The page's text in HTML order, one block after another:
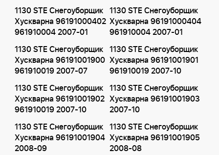
1130 STE Снегоуборщик
Хускварна 96191000402
961910004 2007-01
1130 STE Снегоуборщик
Хускварна 96191000404
961910004 2007-01
1130 STE Снегоуборщик
Хускварна 96191001900
961910019 2007-07
1130 STE Снегоуборщик
Хускварна 96191001901
961910019 2007-10
1130 STE Снегоуборщик
Хускварна 96191001902
961910019 2007-10
1130 STE Снегоуборщик
Хускварна 96191001903
2007-10
1130 STE Снегоуборщик
Хускварна 96191001904
2008-09
1130 STE Снегоуборщик
Хускварна 96191001905
2008-08